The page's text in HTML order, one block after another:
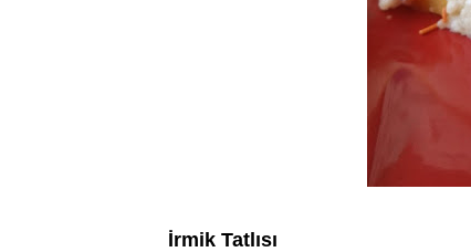
İrmik Tatlısı